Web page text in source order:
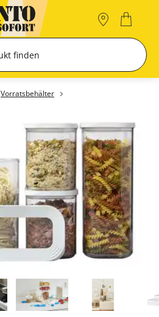
Vorratsbehälter